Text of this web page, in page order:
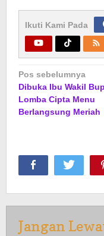
Ikuti Kami Pada
Navigasi
pos
Pos sebelumnya
Dibuka Ibu Wakil
Lomba Cipta Menu
Berlangsung Meriah
Jangan